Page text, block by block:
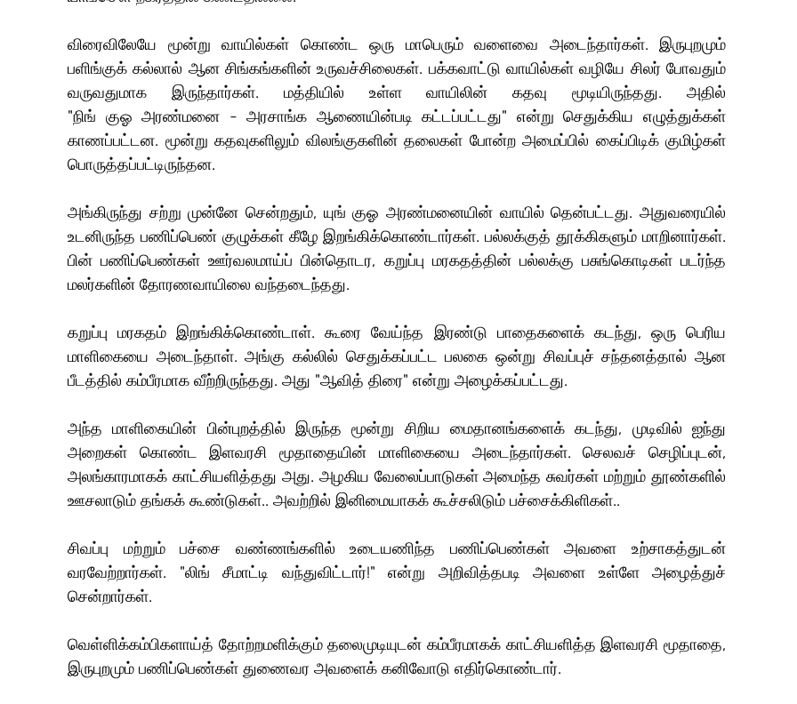
விரைவிலேயே மூன்று வாயில்கள் கொண்ட ஒரு மாபெரும் வளைவை அடைந்தார்கள். இருபுறமும்
பளிங்குக் கல்லால் ஆன சிங்கங்களின் உருவச்சிலைகள். பக்கவாட்டு வாயில்கள் வழியே சிலர் போவதும்
வருவதுமாக இருந்தார்கள். மத்தியில் உள்ள வாயிலின் கதவு மூடியிருந்தது. அதில்
"நிங் குஓ அரண்மனை - அரசாங்க ஆணையின்படி கட்டப்பட்டது" என்று செதுக்கிய எழுத்துக்கள்
காணப்பட்டன. மூன்று கதவுகளிலும் விலங்குகளின் தலைகள் போன்ற அமைப்பில் கைப்பிடிக் குமிழ்கள்
பொருத்தப்பட்டிருந்தன.
அங்கிருந்து சற்று முன்னே சென்றதும், யுங் குஓ அரண்மனையின் வாயில் தென்பட்டது. அதுவரையில்
உடனிருந்த பணிப்பெண் குழுக்கள் கீழே இறங்கிக்கொண்டார்கள். பல்லக்குத் தூக்கிகளும் மாறினார்கள்.
பின் பணிப்பெண்கள் ஊர்வலமாய்ப் பின்தொடர, கறுப்பு மரகதத்தின் பல்லக்கு பசுங்கொடிகள் படர்ந்த
மலர்களின் தோரணவாயிலை வந்தடைந்தது.
கறுப்பு மரகதம் இறங்கிக்கொண்டாள். கூரை வேய்ந்த இரண்டு பாதைகளைக் கடந்து, ஒரு பெரிய
மாளிகையை அடைந்தாள். அங்கு கல்லில் செதுக்கப்பட்ட பலகை ஒன்று சிவப்புச் சந்தனத்தால் ஆன
பீடத்தில் கம்பீரமாக வீற்றிருந்தது. அது "ஆவித் திரை" என்று அழைக்கப்பட்டது.
அந்த மாளிகையின் பின்புறத்தில் இருந்த மூன்று சிறிய மைதானங்களைக் கடந்து, முடிவில் ஐந்து
அறைகள் கொண்ட இளவரசி மூதாதையின் மாளிகையை அடைந்தார்கள். செலவச் செழிப்புடன்,
அலங்காரமாகக் காட்சியளித்தது அது. அழகிய வேலைப்பாடுகள் அமைந்த சுவர்கள் மற்றும் தூண்களில்
ஊசலாடும் தங்கக் கூண்டுகள்.. அவற்றில் இனிமையாகக் கூச்சலிடும் பச்சைக்கிளிகள்..
சிவப்பு மற்றும் பச்சை வண்ணங்களில் உடையணிந்த பணிப்பெண்கள் அவளை உற்சாகத்துடன்
வரவேற்றார்கள். "லிங் சீமாட்டி வந்துவிட்டார்!" என்று அறிவித்தபடி அவளை உள்ளே அழைத்துச்
சென்றார்கள்.
வெள்ளிக்கம்பிகளாய்த் தோற்றமளிக்கும் தலைமுடியுடன் கம்பீரமாகக் காட்சியளித்த இளவரசி மூதாதை,
இருபுறமும் பணிப்பெண்கள் துணைவர அவளைக் கனிவோடு எதிர்கொண்டார்.